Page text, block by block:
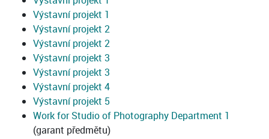
Výstavní projekt 1
Výstavní projekt 2
Výstavní projekt 2
Výstavní projekt 3
Výstavní projekt 3
Výstavní projekt 4
Výstavní projekt 5
Work for Studio of Photography Department 1
(garant předmětu)